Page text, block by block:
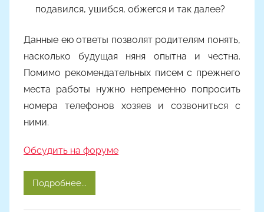
подавился, ушибся, обжегся и так далее?
Данные ею ответы позволят родителям понять,
насколько будущая няня опытна и честна.
Помимо рекомендательных писем с прежнего
места работы нужно непременно попросить
номера телефонов хозяев и созвониться с
ними.
Обсудить на форуме
Подробнее...